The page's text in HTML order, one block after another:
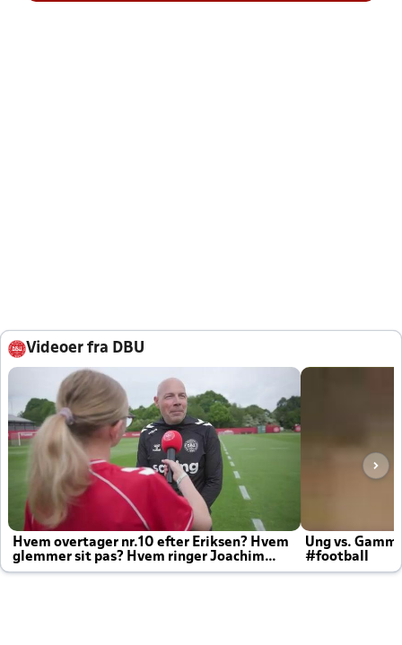
Videoer fra DBU
Hvem overtager nr.10 efter Eriksen? Hvem
glemmer sit pas? Hvem ringer Joachim
altid til efter kampe?
Ung vs.
#football